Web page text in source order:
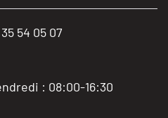
54 05 07
: 08:00-16:30